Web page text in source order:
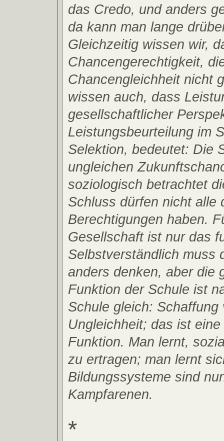
das Credo, und anders
da kann man lange
Gleichzeitig wissen wir,
Chancengerechtigkeit,
Chancengleichheit nicht
wissen auch, dass
gesellschaftlicher
Leistungsbeurteilung im
Selektion, bedeutet: Die
ungleichen
soziologisch betrachtet
Schluss dürfen nicht alle
Berechtigungen haben.
Gesellschaft ist nur das
Selbstverständlich muss
anders denken, aber die
Funktion der Schule ist
Schule gleich: Schaffung
Ungleichheit; das ist
Funktion. Man lernt,
zu ertragen; man lernt
Bildungssysteme sind
Kampfarenen.
*